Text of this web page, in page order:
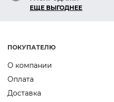
ЕЩЕ ВЫГОДНЕЕ
ПОКУПАТЕЛЮ
О компании
Оплата
Доставка